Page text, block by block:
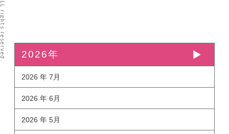
2026年
2026 年 7月
2026 年 6月
2026 年 5月